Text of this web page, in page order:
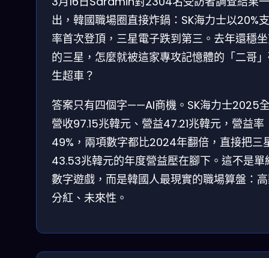
出，韓國職場圈直接炸鍋：SK海力士以20%
率首次登頂，三星電子跌到第三。去年還穩
的三星，怎麼就被這家專攻記憶體的「二哥
生超車？
答案只有四個字——AI商機。SK海力士2025
營收97.15兆韓元、營益47.21兆韓元，營益率
49%，兩項數字都比2024年翻倍，直接把三
43.53兆韓元的年度營益壓在腳下。這不是單
數字遊戲，而是韓國人最現實的職場算盤：
分紅、未來性。